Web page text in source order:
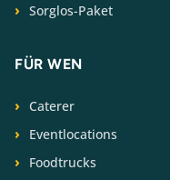
Sorglos-Paket
FÜR WEN
Caterer
Eventlocations
Foodtrucks